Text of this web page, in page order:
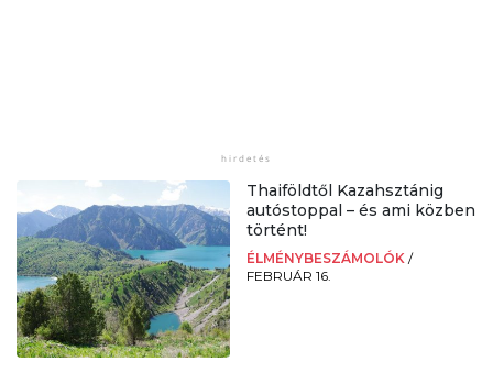
Thaiföldtől Kazahsztánig
autóstoppal – és ami közben
történt!
ÉLMÉNYBESZÁMOLÓK /
FEBRUÁR 16.